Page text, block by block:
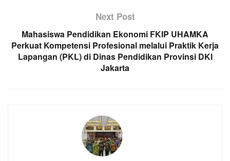
Next Post
Mahasiswa Pendidikan Ekonomi FKIP UHAMKA
Perkuat Kompetensi Profesional melalui Praktik Kerja
Lapangan (PKL) di Dinas Pendidikan Provinsi DKI
Jakarta